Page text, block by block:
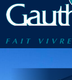
Panneau de gestion